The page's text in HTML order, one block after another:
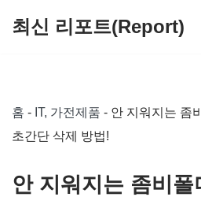
로
건
뛰
최신 리포트(Report)
홈 - IT, 가전제품 - 안 지워지는 좀
초간단 삭제 방법!
안 지워지는 좀비폴